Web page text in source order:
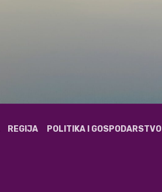
REGIJA POLITIKA I GOSPODARSTVO